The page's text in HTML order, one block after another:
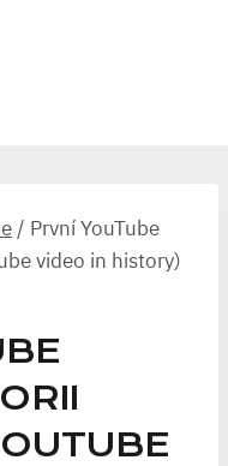
/ První YouTube
video in history)